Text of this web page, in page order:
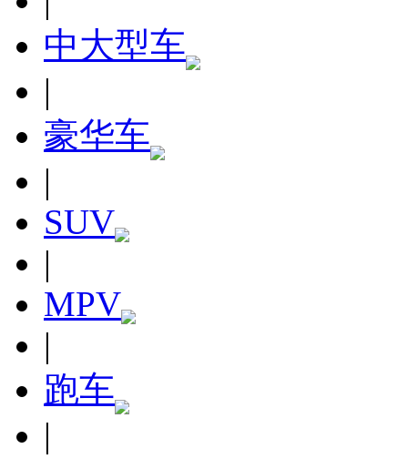
中大型车
|
豪华车
|
SUV
|
MPV
|
跑车
|